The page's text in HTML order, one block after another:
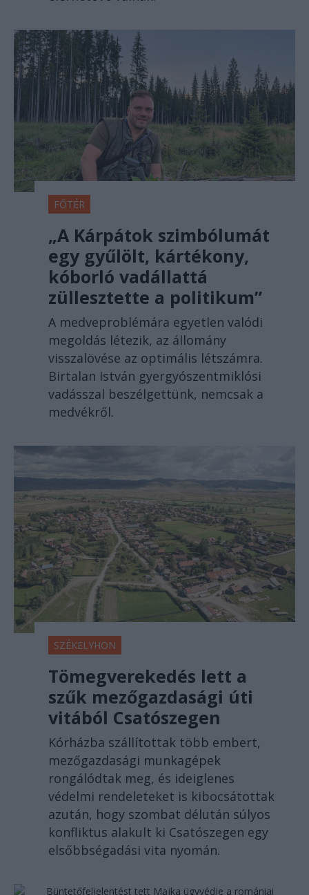
FŐTÉR
„A Kárpátok szimbólumát
egy gyűlölt, kártékony,
kóborló vadállattá
züllesztette a politikum”
A medveproblémára egyetlen valódi
megoldás létezik, az állomány
visszalövése az optimális létszámra.
Birtalan István gyergyószentmiklósi
vadásszal beszélgettünk, nemcsak a
medvékről.
SZÉKELYHON
Tömegverekedés lett a
szűk mezőgazdasági úti
vitából Csatószegen
Kórházba szállítottak több embert,
mezőgazdasági munkagépek
rongálódtak meg, és ideiglenes
védelmi rendeleteket is kibocsátottak
azután, hogy szombat délután súlyos
konfliktus alakult ki Csatószegen egy
elsőbbségadási vita nyomán.